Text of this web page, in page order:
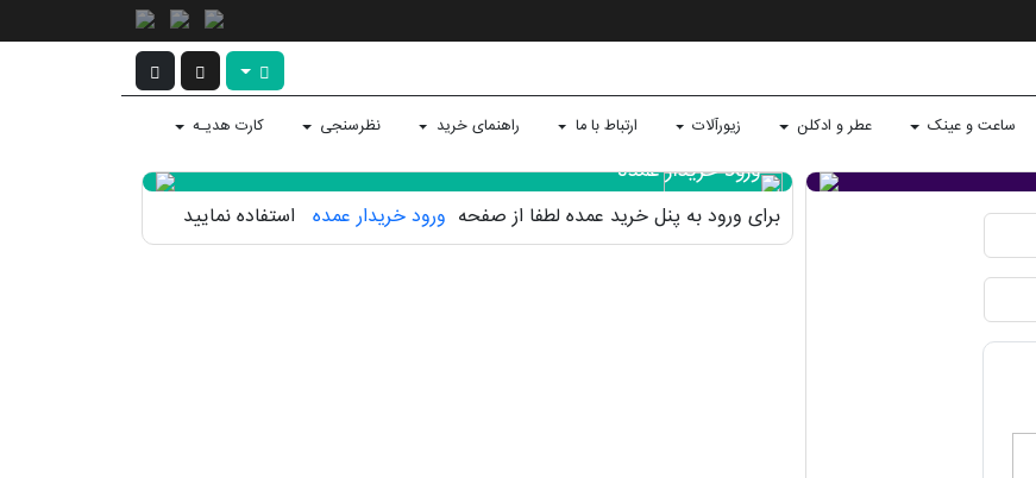
ساعت و عینک عطر و ادکلن زیورآلات ارتباط با ما راهنمای خرید نظرسنجی کارت هدیـه
ورود خریدار عمده
برای ورود به پنل خرید عمده لطفا از صفحه ورود خریدار عمده استفاده نمایید